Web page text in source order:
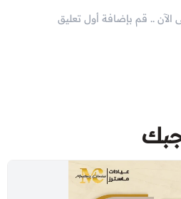
الآن .. قم بإضافة أول تعليق